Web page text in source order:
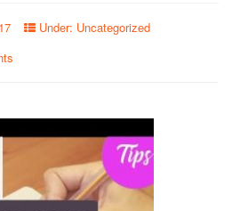
Under: Uncategorized